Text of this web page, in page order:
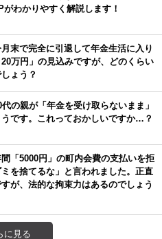
がわかりやすく解説します！
月末で完全に引退して年金生活に入り
万円」の見込みですが、どのくらい
ょう？
代の親が「年金を受け取らないまま」
です。これっておかしいですか…？
間「5000円」の町内会費の支払いを拒
を捨てるな」と言われました。正直
が、法的な拘束力はあるのでしょう
に見る